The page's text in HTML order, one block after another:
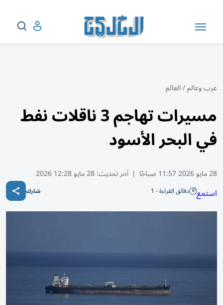
عرب وعالم/العالم
مسيرات تهاجم 3 ناقلات نفط
في البحر الأسود
28 مايو 2026 11:57 صباحًا | آخر تحديث:28 مايو 12:28 2026
استمع دقائق القراءة - 1 شارك